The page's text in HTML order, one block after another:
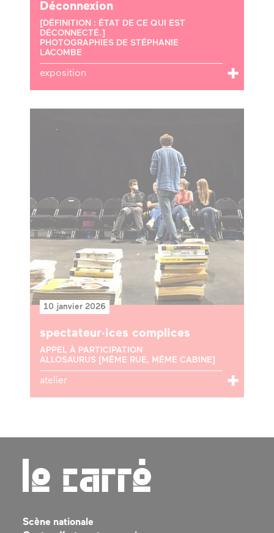
Déconnexion
[DÉFINITION : ÉTAT DE CE QUI EST
DÉCONNECTÉ.]
PHOTOGRAPHIES DE STÉPHANIE
LACOMBE
exposition
10 janvier 2026
spectateur·ices complices
APPEL À PARTICIPATION
ALLOSAURUS [MÊME RUE, MÊME CABINE]
atelier
Scène nationale